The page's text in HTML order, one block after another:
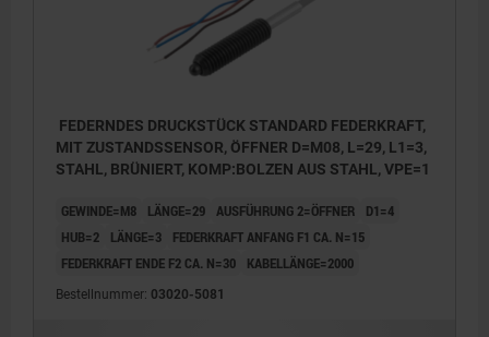
BK = Schwarz
Anwendungsbeispiel Positionsabfrage:
Pos. 2: Schieber ausgerastet
3) Schieber
FEDERNDES DRUCKSTÜCK STANDARD FEDERKRAFT,
MIT ZUSTANDSSENSOR, ÖFFNER D=M08, L=29, L1=3,
STAHL, BRÜNIERT, KOMP:BOLZEN AUS STAHL, VPE=1
GEWINDE=M8 LÄNGE=29 AUSFÜHRUNG 2=ÖFFNER
D1=4
HUB=2
LÄNGE=3
FEDERKRAFT ANFANG F1 CA. N=15
FEDERKRAFT ENDE F2 CA. N=30
KABELLÄNGE=2000
Bestellnummer: 03020-5081